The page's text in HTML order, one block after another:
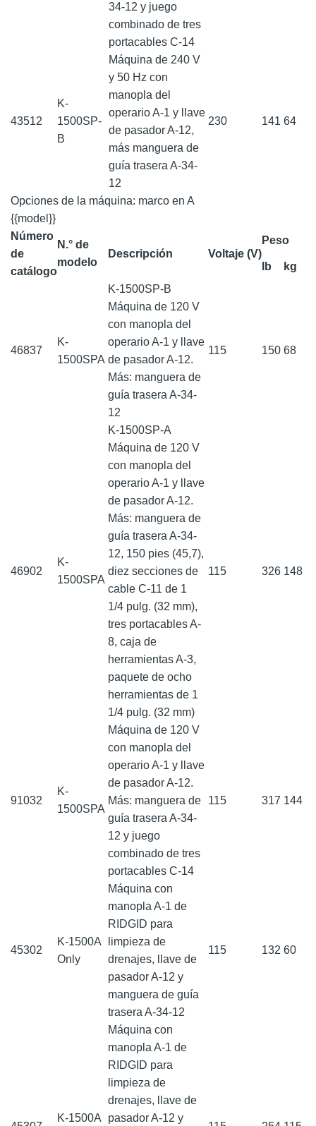
34-12 y juego
combinado de tres
portacables C-14
43512
K-
1500SP-
B
Máquina de 240 V
y 50 Hz con
manopla del
operario A-1 y llave
de pasador A-12,
más manguera de
guía trasera A-34-
12
230 141 64
Opciones de la máquina: marco en A
{{model}}
Número
de
catálogo
N.° de
modelo
Descripción Voltaje (V)
Peso
lb kg
46837
K-
1500SPA
K-1500SP-B
Máquina de 120 V
con manopla del
operario A-1 y llave
de pasador A-12.
Más: manguera de
guía trasera A-34-
12
115 150 68
46902
K-
1500SPA
K-1500SP-A
Máquina de 120 V
con manopla del
operario A-1 y llave
de pasador A-12.
Más: manguera de
guía trasera A-34-
12, 150 pies (45,7),
diez secciones de
cable C-11 de 1
1/4 pulg. (32 mm),
tres portacables A-
8, caja de
herramientas A-3,
paquete de ocho
herramientas de 1
1/4 pulg. (32 mm)
115 326 148
91032
K-
1500SPA
Máquina de 120 V
con manopla del
operario A-1 y llave
de pasador A-12.
Más: manguera de
guía trasera A-34-
12 y juego
combinado de tres
portacables C-14
115 317 144
45302
K-1500A
Only
Máquina con
manopla A-1 de
RIDGID para
limpieza de
drenajes, llave de
pasador A-12 y
manguera de guía
trasera A-34-12
115 132 60
K-1500A
Máquina con
manopla A-1 de
RIDGID para
limpieza de
drenajes, llave de
pasador A-12 y